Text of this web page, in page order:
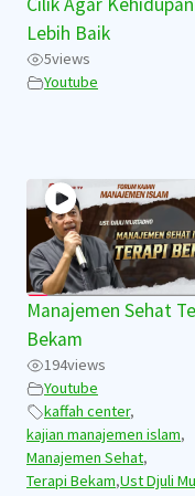
Lebih Baik
5views
Youtube
Manajemen Sehat
Bekam
194views
Youtube
kaffah center,
kajian manajemen islam,
Manajemen Sehat,
Terapi Bekam,Ust Djuli